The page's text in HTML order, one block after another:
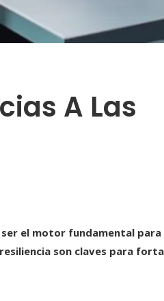
A Las
ser el motor fundamental para
son claves para